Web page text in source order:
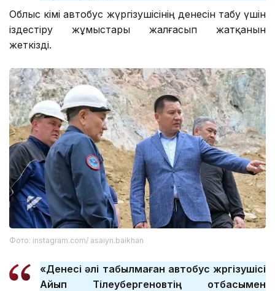
Облыс әкімі автобус жүргізушісінің денесін табу үшін
іздестіру жұмыстары жалғасып жатқанын
жеткізді.
Фото: instagram.com/ asaiyn.baikhan
«Денесі әлі табылмаған автобус жүргізушісі
Айып Тілеубергеновтің отбасымен